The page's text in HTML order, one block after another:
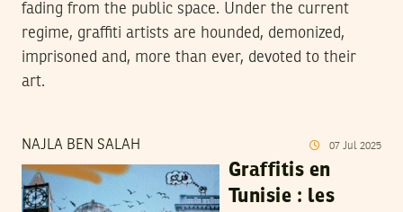
fading from the public space. Under the current
regime, graffiti artists are hounded, demonized,
imprisoned and, more than ever, devoted to their
art.
NAJLA BEN SALAH 07 Jul 2025
Graffitis en
Tunisie : les